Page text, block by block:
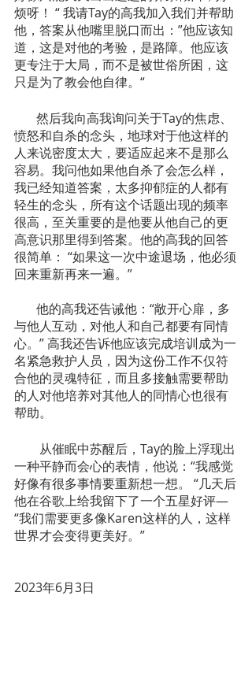
烦呀！ “ 我请Tay的高我加入我们并帮助
他，答案从他嘴里脱口而出：”他应该知
道，这是对他的考验，是路障。他应该
更专注于大局，而不是被世俗所困，这
只是为了教会他自律。“
然后我向高我询问关于Tay的焦虑、
愤怒和自杀的念头，地球对于他这样的
人来说密度太大，要适应起来不是那么
容易。我问他如果他自杀了会怎么样，
我已经知道答案，太多抑郁症的人都有
轻生的念头，所有这个话题出现的频率
很高，至关重要的是他要从他自己的更
高意识那里得到答案。他的高我的回答
很简单： “如果这一次中途退场，他必须
回来重新再来一遍。”
他的高我还告诫他：“敞开心扉，多
与他人互动，对他人和自己都要有同情
心。” 高我还告诉他应该完成培训成为一
名紧急救护人员，因为这份工作不仅符
合他的灵魂特征，而且多接触需要帮助
的人对他培养对其他人的同情心也很有
帮助。
从催眠中苏醒后，Tay的脸上浮现出
一种平静而会心的表情，他说：“我感觉
好像有很多事情要重新想一想。 “几天后
他在谷歌上给我留下了一个五星好评—
“我们需要更多像Karen这样的人，这样
世​​界才会变得更美好。”
2023年6月3日